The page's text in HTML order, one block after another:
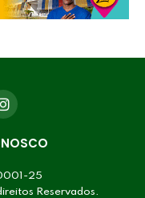
25
Reservados.